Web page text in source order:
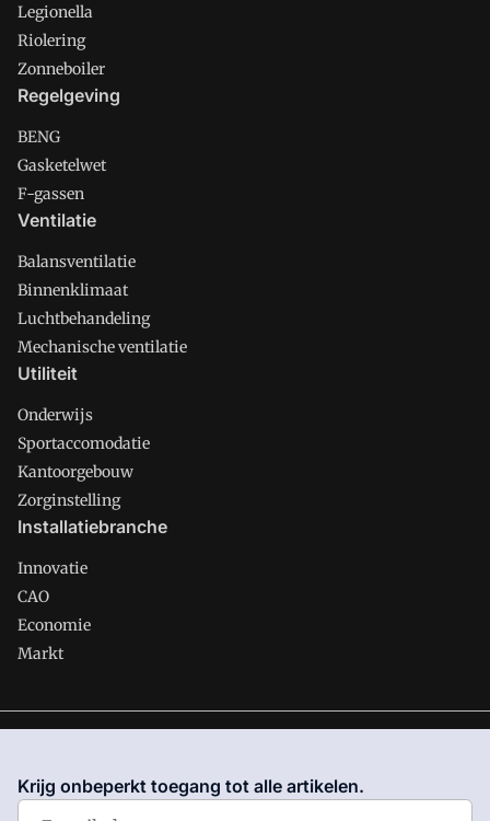
Legionella
Riolering
Zonneboiler
Regelgeving
BENG
Gasketelwet
F-gassen
Ventilatie
Balansventilatie
Binnenklimaat
Luchtbehandeling
Mechanische ventilatie
Utiliteit
Onderwijs
Sportaccomodatie
Kantoorgebouw
Zorginstelling
Installatiebranche
Innovatie
CAO
Economie
Markt
waar VMN media voor staat. Op gebruik van deze site zijn de
volgende regelingen van toepassing:Algemene Voorwaarden
Krijg onbeperkt toegang tot alle artikelen.